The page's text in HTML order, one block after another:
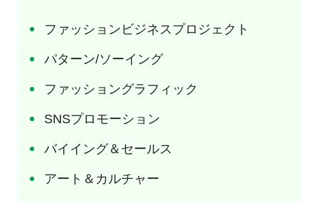
ファッションビジネスプロジェクト
パターン/ソーイング
ファッショングラフィック
SNSプロモーション
バイイング＆セールス
アート＆カルチャー